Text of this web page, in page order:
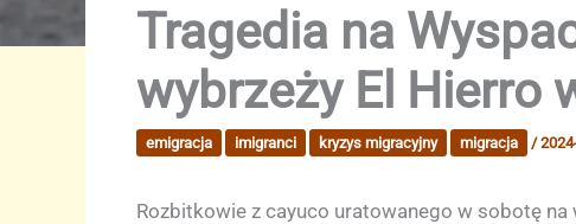
Tragedia na
wybrzeży El Hierro
emigracja imigranci kryzys migracyjny migracja /
Rozbitkowie z cayuco uratowanego w sobotę